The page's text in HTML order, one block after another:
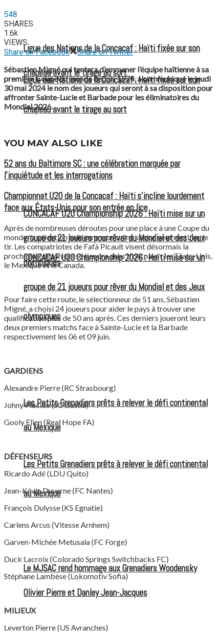
Ligue des Nations de la Concacaf : Haïti fixée sur son
chapeau avant le tirage au sort
CONCACAF U20 Championship 2026 : Haïti mise sur un
groupe de 21 joueurs pour rêver du Mondial et des Jeux
olympiques
Les Petits Grenadiers prêts à relever le défi continental
au Mexique
Ligue des Nations de la Concacaf : Haïti fixée sur son
chapeau avant le tirage au sort
CONCACAF U20 Championship 2026 : Haïti mise sur un
groupe de 21 joueurs pour rêver du Mondial et des Jeux
olympiques
Les Petits Grenadiers prêts à relever le défi continental
au Mexique
Le MJSAC rend hommage aux Grenadiers Woodensky
Olivier Pierre et Danley Jean-Jacques
548
SHARES
1.6k
VIEWS
Share on Facebook
Share on Twitter
Sébastien Migné qui tentera d’emmener l’équipe haïtienne à sa
première Coupe du monde depuis 1974, a communiqué le jeudi
30 mai 2024 le nom des joueurs qui seront à sa disposition pour
affronter Sainte-Lucie et Barbade pour les éliminatoires du
Mondial 2026.
YOU MAY ALSO LIKE
52 ans du Baltimore SC : une célébration marquée par
l’inquiétude et les interrogations
Championnat U20 de la Concacaf : Haïti s’incline lourdement
face aux États-Unis pour son entrée en lice
Après de nombreuses déroutes pour une place à une Coupe du
monde, la sélection haïtienne masculine sénior veut rectifier le
tir. Les compatriotes de Fafà Picault visent désormais la
prochaine édition qui se tiendra dans trois pays : les Etats-Unis,
le Mexique et le Canada.
Pour faire cette route, le sélectionneur de 51 ans, Sébastien
Migné, a choisi 24 joueurs pour aider le pays à trouver une
qualification plus de 50 ans après. Ces derniers joueront leurs
deux premiers matchs face à Sainte-Lucie et la Barbade
respectivement les 06 et 09 juin.
GARDIENS
Alexandre Pierre (RC Strasbourg)
Johny Placide (SC Bastia)
Gooly Elien (Real Hope FA)
DÉFENSEURS
Ricardo Adé (LDU Quito)
Jean-Kévin Duverne (FC Nantes)
François Dulysse (KS Egnatie)
Carlens Arcus (Vitesse Arnhem)
Garven-Michée Metusala (FC Forge)
Duck Lacroix (Colorado Springs Switchbacks FC)
Stéphane Lambèse (Lokomotiv Sofia)
MILIEUX
Leverton Pierre (US Avranches)